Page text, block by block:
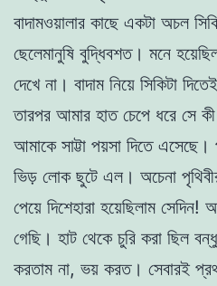
বাদামওয়ালার কাছে একটা অচল
ছেলেমানুষি বুদ্ধিবশত। মনে
দেখে না। বাদাম নিয়ে সিকিটা
তারপর আমার হাত চেপে ধরে সে কী
আমাকে সাট্টা পয়সা দিতে
ভিড় লোক ছুটে এল। অচেনা
পেয়ে দিশেহারা হয়েছিলাম সেদিন!
গেছি। হাট থেকে চুরি করা ছিল
করতাম না, ভয় করত। সেবারই